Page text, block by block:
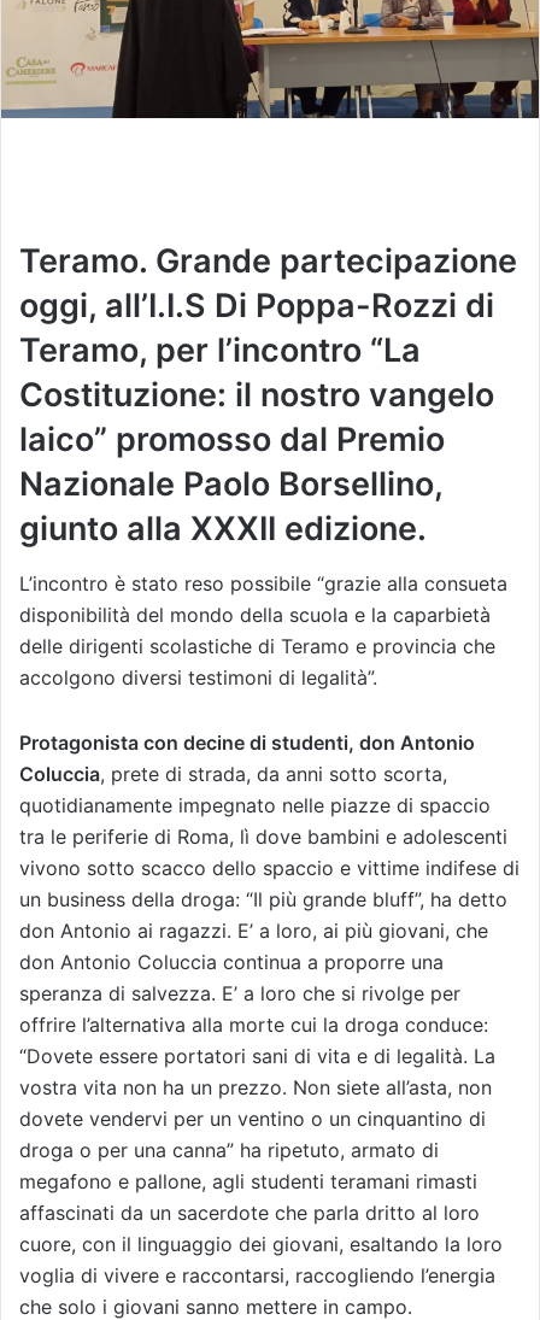
Teramo. Grande partecipazione
oggi, all’I.I.S Di Poppa-Rozzi di
Teramo, per l’incontro “La
Costituzione: il nostro vangelo
laico” promosso dal Premio
Nazionale Paolo Borsellino,
giunto alla XXXII edizione.
L’incontro è stato reso possibile “grazie alla consueta
disponibilità del mondo della scuola e la caparbietà
delle dirigenti scolastiche di Teramo e provincia che
accolgono diversi testimoni di legalità”.
Protagonista con decine di studenti, don Antonio
Coluccia, prete di strada, da anni sotto scorta,
quotidianamente impegnato nelle piazze di spaccio
tra le periferie di Roma, lì dove bambini e adolescenti
vivono sotto scacco dello spaccio e vittime indifese di
un business della droga: “Il più grande bluff”, ha detto
don Antonio ai ragazzi. E’ a loro, ai più giovani, che
don Antonio Coluccia continua a proporre una
speranza di salvezza. E’ a loro che si rivolge per
offrire l’alternativa alla morte cui la droga conduce:
“Dovete essere portatori sani di vita e di legalità. La
vostra vita non ha un prezzo. Non siete all’asta, non
dovete vendervi per un ventino o un cinquantino di
droga o per una canna” ha ripetuto, armato di
megafono e pallone, agli studenti teramani rimasti
affascinati da un sacerdote che parla dritto al loro
cuore, con il linguaggio dei giovani, esaltando la loro
voglia di vivere e raccontarsi, raccogliendo l’energia
che solo i giovani sanno mettere in campo.